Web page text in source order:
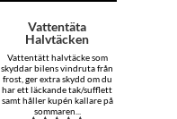
Vattentäta
Halvtäcken
Vattentätt halvtäcke som
skyddar bilens vindruta från
frost, ger extra skydd om du
har ett läckande tak/sufflett
samt håller kupén kallare på
sommaren...